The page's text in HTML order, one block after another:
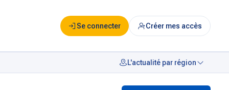
Se connecter Créer mes accès
L'actualité par région